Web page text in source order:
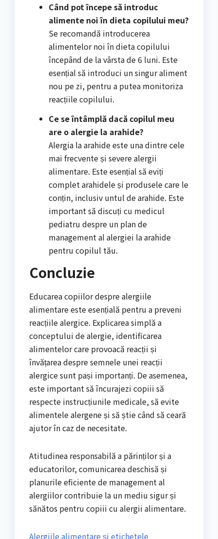
Când pot începe să introduc
alimente noi în dieta copilului meu?
Se recomandă introducerea
alimentelor noi în dieta copilului
începând de la vârsta de 6 luni. Este
esențial să introduci un singur aliment
nou pe zi, pentru a putea monitoriza
reacțiile copilului.
Ce se întâmplă dacă copilul meu
are o alergie la arahide?
Alergia la arahide este una dintre cele
mai frecvente și severe alergii
alimentare. Este esențial să eviți
complet arahidele și produsele care le
conțin, inclusiv untul de arahide. Este
important să discuți cu medicul
pediatru despre un plan de
management al alergiei la arahide
pentru copilul tău.
Concluzie
Educarea copiilor despre alergiile
alimentare este esențială pentru a preveni
reacțiile alergice. Explicarea simplă a
conceptului de alergie, identificarea
alimentelor care provoacă reacții și
învățarea despre semnele unei reacții
alergice sunt pași importanți. De asemenea,
este important să încurajezi copiii să
respecte instrucțiunile medicale, să evite
alimentele alergene și să știe când să ceară
ajutor în caz de necesitate.
Atitudinea responsabilă a părinților și a
educatorilor, comunicarea deschisă și
planurile eficiente de management al
alergiilor contribuie la un mediu sigur și
sănătos pentru copiii cu alergii alimentare.
Alergiile alimentare și etichetele